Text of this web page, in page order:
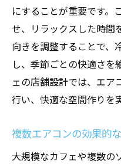
にすることが重要です。
せ、リラックスした時間
向きを調整することで、
し、季節ごとの快適さを
ェの店舗設計では、エア
行い、快適な空間作りを
複数エアコンの効果的
大規模なカフェや複数の